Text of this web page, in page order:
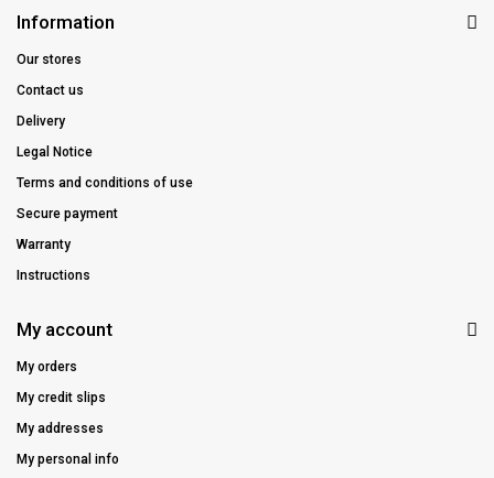
Information
Our stores
Contact us
Delivery
Legal Notice
Terms and conditions of use
Secure payment
Warranty
Instructions
My account
My orders
My credit slips
My addresses
My personal info